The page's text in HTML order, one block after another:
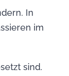
In
im
sind.